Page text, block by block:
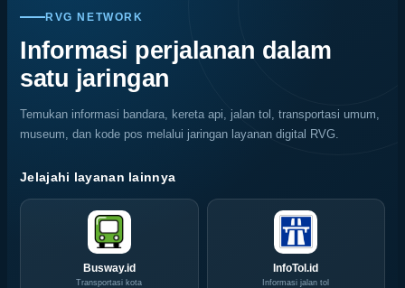
Nasional,
Indonesia
Coffee
Expo
(ICX)
2026
Siap
Hadir
di
City
Surabaya
Akhir
Migas
Jemput
Bola,
Pelaku
Usaha
Serbu
Layanan
CIVD
dan
e-
Commerce
di
IPA
Convex
2026
RVG NETWORK
Informasi perjalanan dalam
satu jaringan
Temukan informasi bandara, kereta api, jalan tol, transportasi umum,
museum, dan kode pos melalui jaringan layanan digital RVG.
Jelajahi layanan lainnya
Busway.id
Transportasi kota
InfoTol.id
Informasi jalan tol